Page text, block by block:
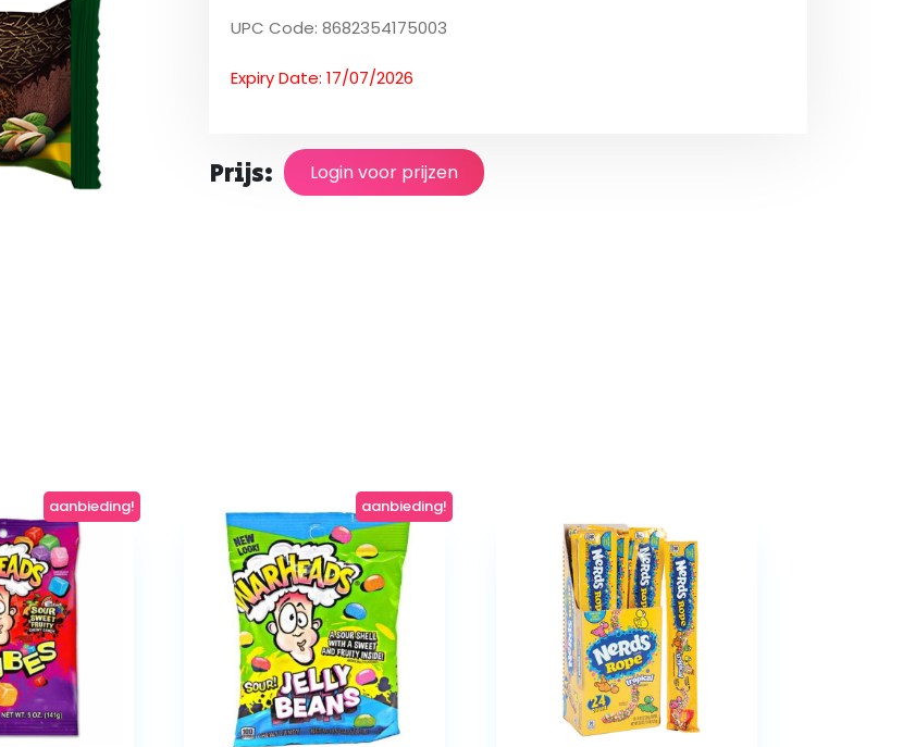
UPC Code: 8682354175003
Expiry Date: 17/07/2026
Prijs: Login voor prijzen
aanbieding! aanbieding!